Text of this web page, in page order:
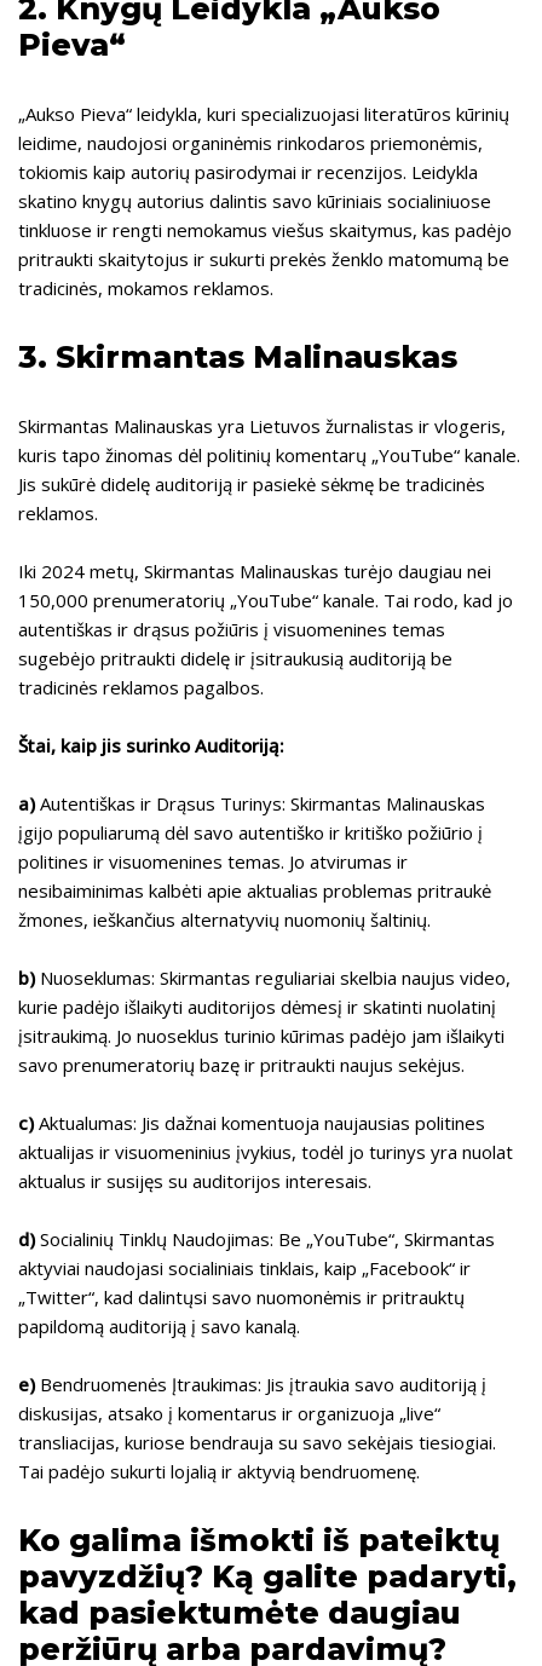
2. Knygų Leidykla „Aukso
Pieva“
„Aukso Pieva“ leidykla, kuri specializuojasi literatūros kūrinių
leidime, naudojosi organinėmis rinkodaros priemonėmis,
tokiomis kaip autorių pasirodymai ir recenzijos. Leidykla
skatino knygų autorius dalintis savo kūriniais socialiniuose
tinkluose ir rengti nemokamus viešus skaitymus, kas padėjo
pritraukti skaitytojus ir sukurti prekės ženklo matomumą be
tradicinės, mokamos reklamos.
3. Skirmantas Malinauskas
Skirmantas Malinauskas yra Lietuvos žurnalistas ir vlogeris,
kuris tapo žinomas dėl politinių komentarų „YouTube“ kanale.
Jis sukūrė didelę auditoriją ir pasiekė sėkmę be tradicinės
reklamos.
Iki 2024 metų, Skirmantas Malinauskas turėjo daugiau nei
150,000 prenumeratorių „YouTube“ kanale. Tai rodo, kad jo
autentiškas ir drąsus požiūris į visuomenines temas
sugebėjo pritraukti didelę ir įsitraukusią auditoriją be
tradicinės reklamos pagalbos.
Štai, kaip jis surinko Auditoriją:
a) Autentiškas ir Drąsus Turinys: Skirmantas Malinauskas
įgijo populiarumą dėl savo autentiško ir kritiško požiūrio į
politines ir visuomenines temas. Jo atvirumas ir
nesibaiminimas kalbėti apie aktualias problemas pritraukė
žmones, ieškančius alternatyvių nuomonių šaltinių.
b) Nuoseklumas: Skirmantas reguliariai skelbia naujus video,
kurie padėjo išlaikyti auditorijos dėmesį ir skatinti nuolatinį
įsitraukimą. Jo nuoseklus turinio kūrimas padėjo jam išlaikyti
savo prenumeratorių bazę ir pritraukti naujus sekėjus.
c) Aktualumas: Jis dažnai komentuoja naujausias politines
aktualijas ir visuomeninius įvykius, todėl jo turinys yra nuolat
aktualus ir susijęs su auditorijos interesais.
d) Socialinių Tinklų Naudojimas: Be „YouTube“, Skirmantas
aktyviai naudojasi socialiniais tinklais, kaip „Facebook“ ir
„Twitter“, kad dalintųsi savo nuomonėmis ir pritrauktų
papildomą auditoriją į savo kanalą.
e) Bendruomenės Įtraukimas: Jis įtraukia savo auditoriją į
diskusijas, atsako į komentarus ir organizuoja „live“
transliacijas, kuriose bendrauja su savo sekėjais tiesiogiai.
Tai padėjo sukurti lojalią ir aktyvią bendruomenę.
Ko galima išmokti iš pateiktų
pavyzdžių? Ką galite padaryti,
kad pasiektumėte daugiau
peržiūrų arba pardavimų?